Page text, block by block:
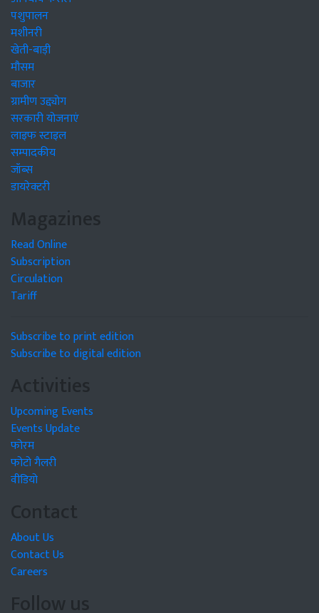
पशुपालन
मशीनरी
खेती-बाड़ी
मौसम
बाजार
ग्रामीण उद्द्योग
सरकारी योजनाएं
लाइफ स्टाइल
सम्पादकीय
जॉब्स
डायरेक्टरी
Magazines
Read Online
Subscription
Circulation
Tariff
Subscribe to print edition
Subscribe to digital edition
Activities
Upcoming Events
Events Update
फोरम
फोटो गैलरी
वीडियो
Contact
About Us
Contact Us
Careers
Follow us